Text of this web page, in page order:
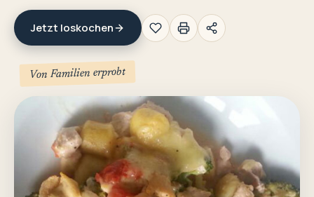
Jetzt loskochen
Von Familien erprobt